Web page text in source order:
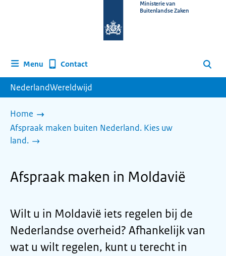
homepage
Ministerie van
Buitenlandse Zaken
Menu Contact Zoeken
NederlandWereldwijd
Home
Afspraak maken buiten Nederland. Kies uw
land.
Afspraak maken in Moldavië
Wilt u in Moldavië iets regelen bij de
Nederlandse overheid? Afhankelijk van
wat u wilt regelen, kunt u terecht in